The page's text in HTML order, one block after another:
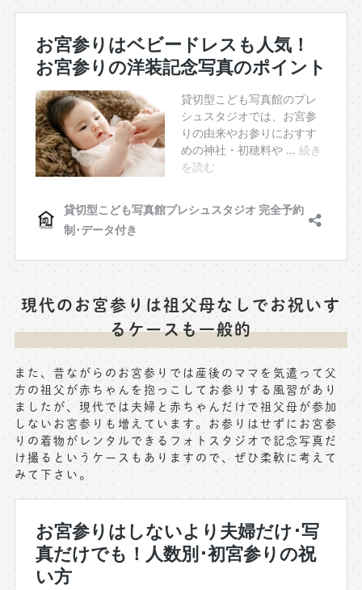
現代のお宮参りは祖父母なしでお祝いす
るケースも一般的
また、昔ながらのお宮参りでは産後のママを気遣って父
方の祖父が赤ちゃんを抱っこしてお参りする風習があり
ましたが、現代では夫婦と赤ちゃんだけで祖父母が参加
しないお宮参りも増えています。お参りはせずにお宮参
りの着物がレンタルできるフォトスタジオで記念写真だ
け撮るというケースもありますので、ぜひ柔軟に考えて
みて下さい。